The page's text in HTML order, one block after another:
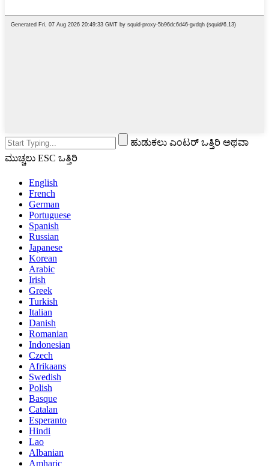
ಹುಡುಕಲು ಎಂಟರ್ ಒತ್ತಿರಿ ಅಥವಾ
ಮುಚ್ಚಲು ESC ಒತ್ತಿರಿ
English
French
German
Portuguese
Spanish
Russian
Japanese
Korean
Arabic
Irish
Greek
Turkish
Italian
Danish
Romanian
Indonesian
Czech
Afrikaans
Swedish
Polish
Basque
Catalan
Esperanto
Hindi
Lao
Albanian
Amharic